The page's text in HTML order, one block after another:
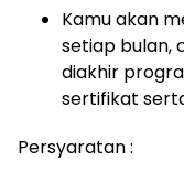
Kamu akan
setiap bulan,
diakhir
sertifikat
Persyaratan :